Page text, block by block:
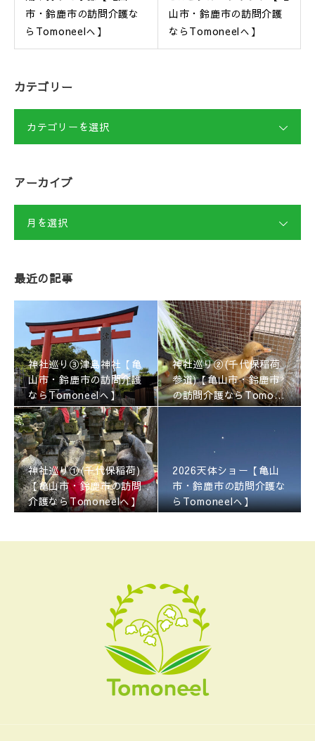
市・鈴鹿市の訪問介護な
らTomoneelへ】
山市・鈴鹿市の訪問介護
ならTomoneelへ】
カテゴリー
カテゴリーを選択
アーカイブ
月を選択
最近の記事
神社巡り③津島神社【亀
山市・鈴鹿市の訪問介護
ならTomoneelへ】
神社巡り②(千代保稲荷
参道)【亀山市・鈴鹿市
の訪問介護ならTomone
elへ】
神社巡り①(千代保稲荷)
【亀山市・鈴鹿市の訪問
介護ならTomoneelへ】
2026天体ショー【亀山
市・鈴鹿市の訪問介護な
らTomoneelへ】